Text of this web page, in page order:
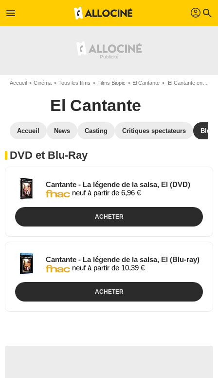
menu profil search
Accueil Cinéma Tous les films Films Biopic El Cantante El Cantante en DVD Blu Ray
El Cantante
Accueil News Casting Critiques spectateurs Blu-
DVD et Blu-Ray
Cantante - La légende de la salsa, El (DVD)
neuf à partir de 6,96 €
ACHETER
Cantante - La légende de la salsa, El (Blu-ray)
neuf à partir de 10,39 €
ACHETER